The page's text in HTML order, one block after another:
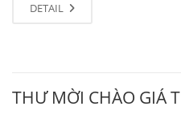
DETAIL
THƯ MỜI CHÀO GIÁ